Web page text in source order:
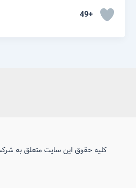
+49
کلیه حقوق این سایت متعلق به